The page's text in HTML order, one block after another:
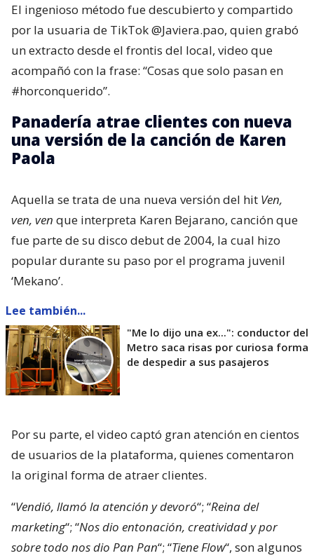
El ingenioso método fue descubierto y compartido
por la usuaria de TikTok @Javiera.pao, quien grabó
un extracto desde el frontis del local, video que
acompañó con la frase: “Cosas que solo pasan en
#horconquerido”.
Panadería atrae clientes con nueva
una versión de la canción de Karen
Paola
Aquella se trata de una nueva versión del hit Ven,
ven, ven que interpreta Karen Bejarano, canción que
fue parte de su disco debut de 2004, la cual hizo
popular durante su paso por el programa juvenil
‘Mekano’.
Lee también...
"Me lo dijo una ex...": conductor del
Metro saca risas por curiosa forma
de despedir a sus pasajeros
Por su parte, el video captó gran atención en cientos
de usuarios de la plataforma, quienes comentaron
la original forma de atraer clientes.
“Vendió, llamó la atención y devoró“; “Reina del
marketing“; “Nos dio entonación, creatividad y por
sobre todo nos dio Pan Pan“; “Tiene Flow“, son algunos